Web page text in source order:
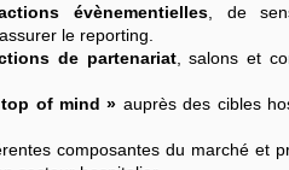
évènementielles, de
le reporting.
de partenariat, salons et
of mind » auprès des cibles
composantes du marché et